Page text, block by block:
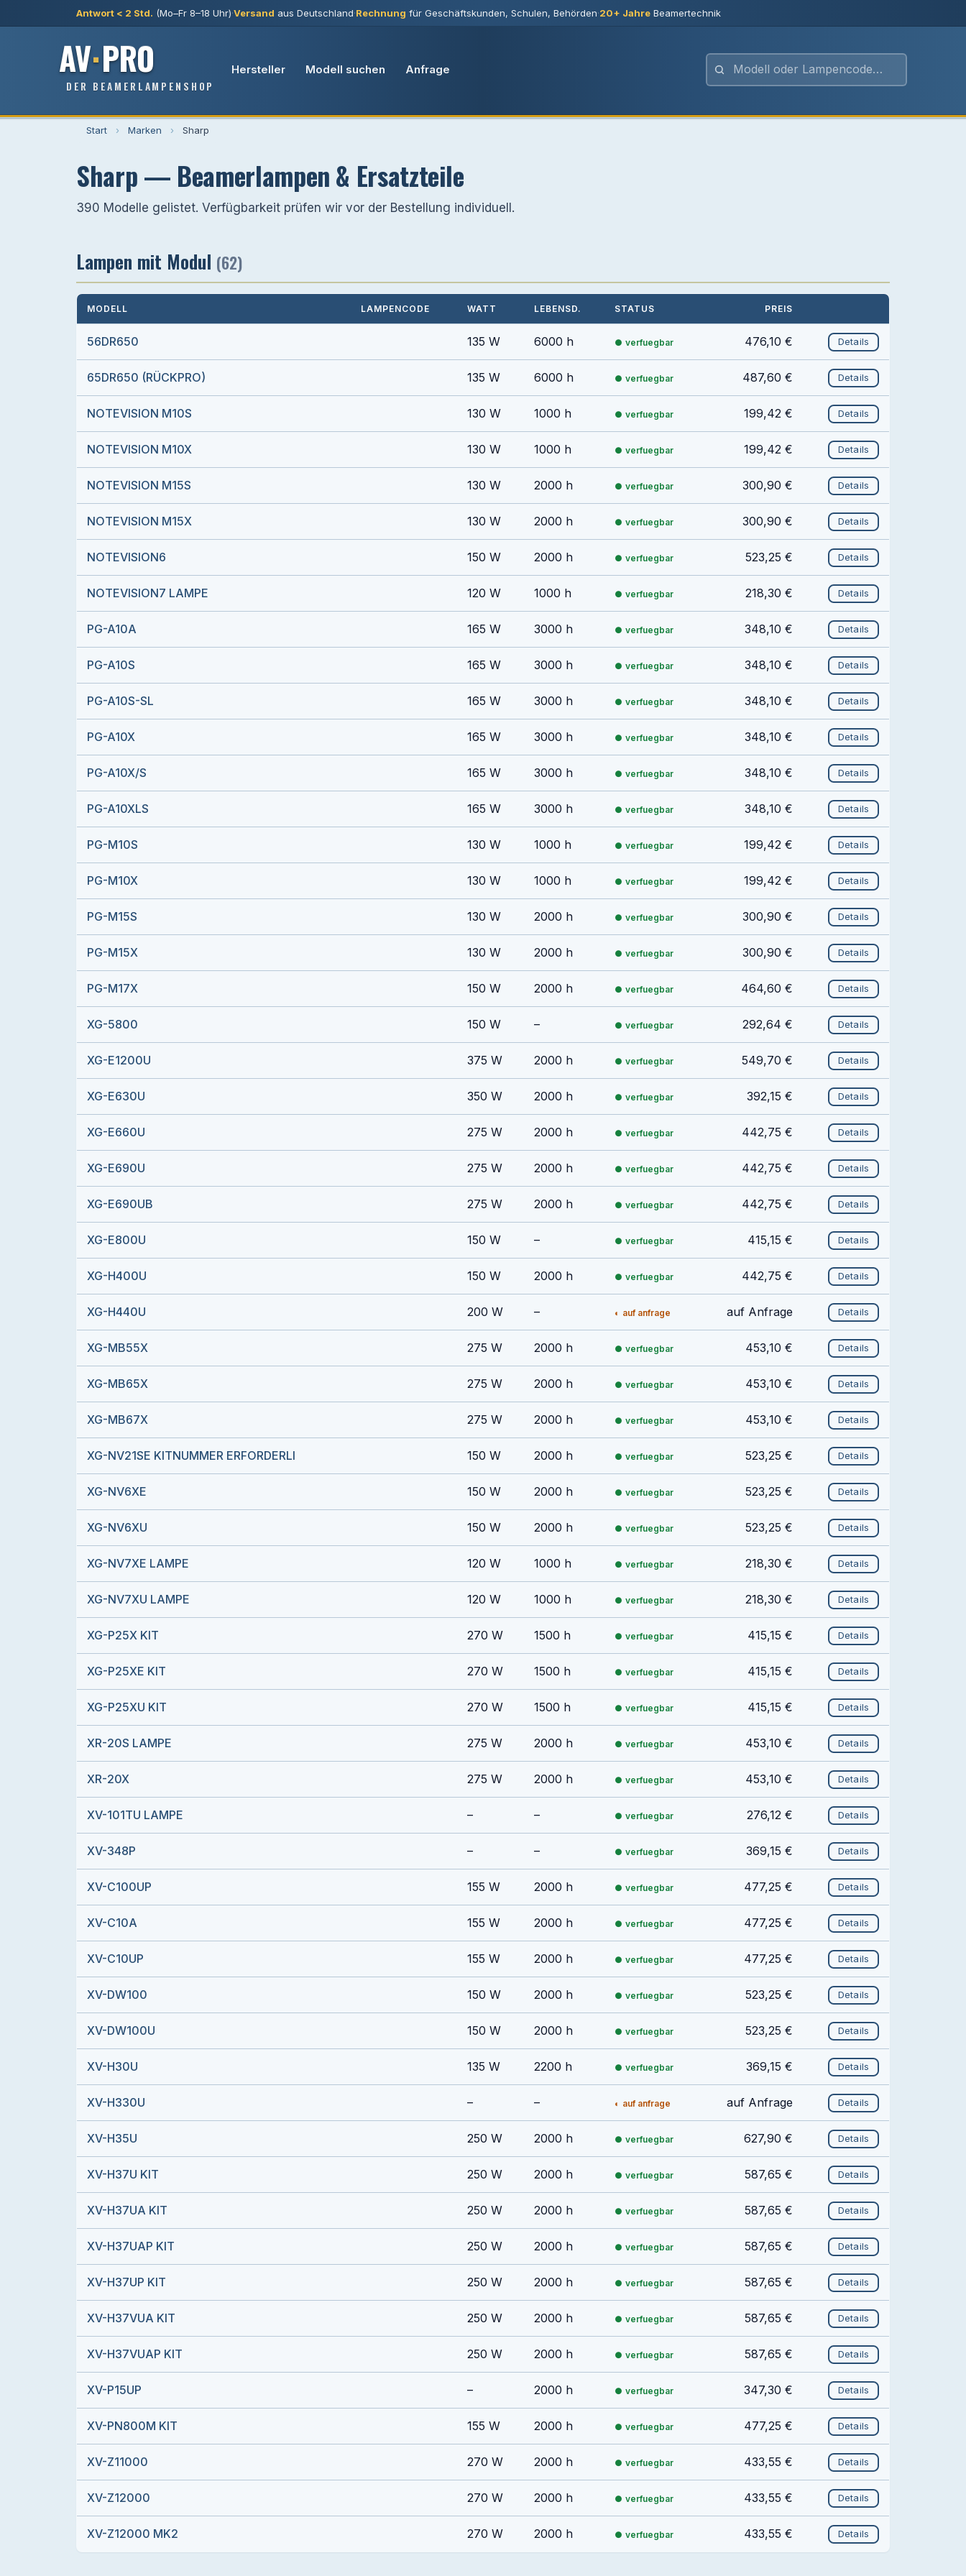
Antwort < 2 Std. (Mo–Fr 8–18 Uhr)·Versand aus Deutschland·Rechnung für Geschäftskunden, Schulen, Behörden·20+ Jahre Beamertechnik
AV·PRO
DER BEAMERLAMPENSHOP
Hersteller Modell suchen Anfrage
Start › Marken › Sharp
Sharp — Beamerlampen & Ersatzteile
390 Modelle gelistet. Verfügbarkeit prüfen wir vor der Bestellung individuell.
Lampen mit Modul (62)
MODELL LAMPENCODE WATT LEBENSD. STATUS PREIS
56DR650 135 W 6000 h verfuegbar 476,10 € Details
65DR650 (RÜCKPRO) 135 W 6000 h verfuegbar 487,60 € Details
NOTEVISION M10S 130 W 1000 h verfuegbar 199,42 € Details
NOTEVISION M10X 130 W 1000 h verfuegbar 199,42 € Details
NOTEVISION M15S 130 W 2000 h verfuegbar 300,90 € Details
NOTEVISION M15X 130 W 2000 h verfuegbar 300,90 € Details
NOTEVISION6 150 W 2000 h verfuegbar 523,25 € Details
NOTEVISION7 LAMPE 120 W 1000 h verfuegbar 218,30 € Details
PG-A10A 165 W 3000 h verfuegbar 348,10 € Details
PG-A10S 165 W 3000 h verfuegbar 348,10 € Details
PG-A10S-SL 165 W 3000 h verfuegbar 348,10 € Details
PG-A10X 165 W 3000 h verfuegbar 348,10 € Details
PG-A10X/S 165 W 3000 h verfuegbar 348,10 € Details
PG-A10XLS 165 W 3000 h verfuegbar 348,10 € Details
PG-M10S 130 W 1000 h verfuegbar 199,42 € Details
PG-M10X 130 W 1000 h verfuegbar 199,42 € Details
PG-M15S 130 W 2000 h verfuegbar 300,90 € Details
PG-M15X 130 W 2000 h verfuegbar 300,90 € Details
PG-M17X 150 W 2000 h verfuegbar 464,60 € Details
XG-5800 150 W – verfuegbar 292,64 € Details
XG-E1200U 375 W 2000 h verfuegbar 549,70 € Details
XG-E630U 350 W 2000 h verfuegbar 392,15 € Details
XG-E660U 275 W 2000 h verfuegbar 442,75 € Details
XG-E690U 275 W 2000 h verfuegbar 442,75 € Details
XG-E690UB 275 W 2000 h verfuegbar 442,75 € Details
XG-E800U 150 W – verfuegbar 415,15 € Details
XG-H400U 150 W 2000 h verfuegbar 442,75 € Details
XG-H440U 200 W – auf anfrage auf Anfrage Details
XG-MB55X 275 W 2000 h verfuegbar 453,10 € Details
XG-MB65X 275 W 2000 h verfuegbar 453,10 € Details
XG-MB67X 275 W 2000 h verfuegbar 453,10 € Details
XG-NV21SE KITNUMMER ERFORDERLI 150 W 2000 h verfuegbar 523,25 € Details
XG-NV6XE 150 W 2000 h verfuegbar 523,25 € Details
XG-NV6XU 150 W 2000 h verfuegbar 523,25 € Details
XG-NV7XE LAMPE 120 W 1000 h verfuegbar 218,30 € Details
XG-NV7XU LAMPE 120 W 1000 h verfuegbar 218,30 € Details
XG-P25X KIT 270 W 1500 h verfuegbar 415,15 € Details
XG-P25XE KIT 270 W 1500 h verfuegbar 415,15 € Details
XG-P25XU KIT 270 W 1500 h verfuegbar 415,15 € Details
XR-20S LAMPE 275 W 2000 h verfuegbar 453,10 € Details
XR-20X 275 W 2000 h verfuegbar 453,10 € Details
XV-101TU LAMPE – – verfuegbar 276,12 € Details
XV-348P – – verfuegbar 369,15 € Details
XV-C100UP 155 W 2000 h verfuegbar 477,25 € Details
XV-C10A 155 W 2000 h verfuegbar 477,25 € Details
XV-C10UP 155 W 2000 h verfuegbar 477,25 € Details
XV-DW100 150 W 2000 h verfuegbar 523,25 € Details
XV-DW100U 150 W 2000 h verfuegbar 523,25 € Details
XV-H30U 135 W 2200 h verfuegbar 369,15 € Details
XV-H330U – – auf anfrage auf Anfrage Details
XV-H35U 250 W 2000 h verfuegbar 627,90 € Details
XV-H37U KIT 250 W 2000 h verfuegbar 587,65 € Details
XV-H37UA KIT 250 W 2000 h verfuegbar 587,65 € Details
XV-H37UAP KIT 250 W 2000 h verfuegbar 587,65 € Details
XV-H37UP KIT 250 W 2000 h verfuegbar 587,65 € Details
XV-H37VUA KIT 250 W 2000 h verfuegbar 587,65 € Details
XV-H37VUAP KIT 250 W 2000 h verfuegbar 587,65 € Details
XV-P15UP – 2000 h verfuegbar 347,30 € Details
XV-PN800M KIT 155 W 2000 h verfuegbar 477,25 € Details
XV-Z11000 270 W 2000 h verfuegbar 433,55 € Details
XV-Z12000 270 W 2000 h verfuegbar 433,55 € Details
XV-Z12000 MK2 270 W 2000 h verfuegbar 433,55 € Details